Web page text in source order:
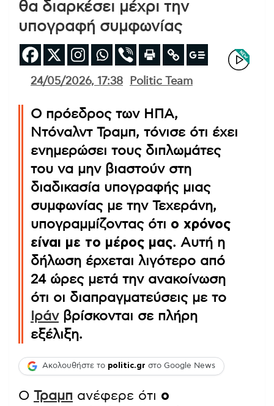
θα διαρκέσει μέχρι την
υπογραφή συμφωνίας
24/05/2026, 17:38 Politic Team
Ο πρόεδρος των ΗΠΑ,
Ντόναλντ Τραμπ, τόνισε ότι έχει
ενημερώσει τους διπλωμάτες
του να μην βιαστούν στη
διαδικασία υπογραφής μιας
συμφωνίας με την Τεχεράνη,
υπογραμμίζοντας ότι ο χρόνος
είναι με το μέρος μας. Αυτή η
δήλωση έρχεται λιγότερο από
24 ώρες μετά την ανακοίνωση
ότι οι διαπραγματεύσεις με το
Ιράνβρίσκονται σε πλήρη
εξέλιξη.
Ακολουθήστε το politic.gr στο Google News
Ο Τραμπ ανέφερε ότι ο